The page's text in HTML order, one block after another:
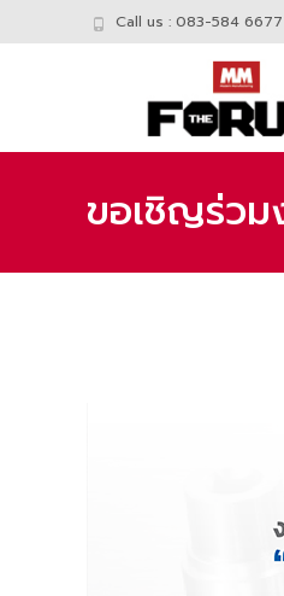
Call us : 083-584 6677
ขอเชิญร่ว